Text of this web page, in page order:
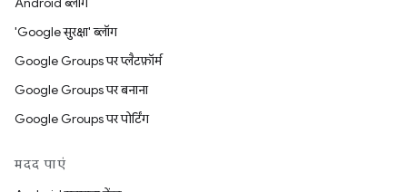
'Google सुरक्षा' ब्लॉग
Google Groups पर प्लैटफ़ॉर्म
Google Groups पर बनाना
Google Groups पर पोर्टिंग
मदद पाएं